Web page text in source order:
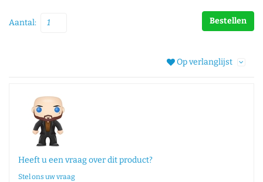
Aantal: Bestellen
Op verlanglijst
Heeft u een vraag over dit product?
Stel ons uw vraag